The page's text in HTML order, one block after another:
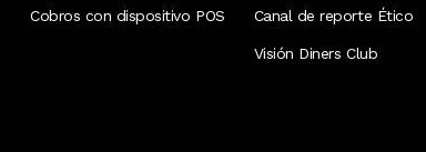
Cobros con dispositivo POS Canal de reporte Ético
Visión Diners Club